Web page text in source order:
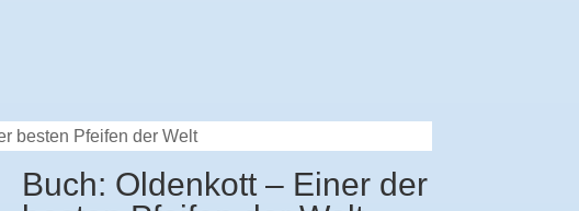
besten Pfeifen der Welt
Buch: Oldenkott – Einer der